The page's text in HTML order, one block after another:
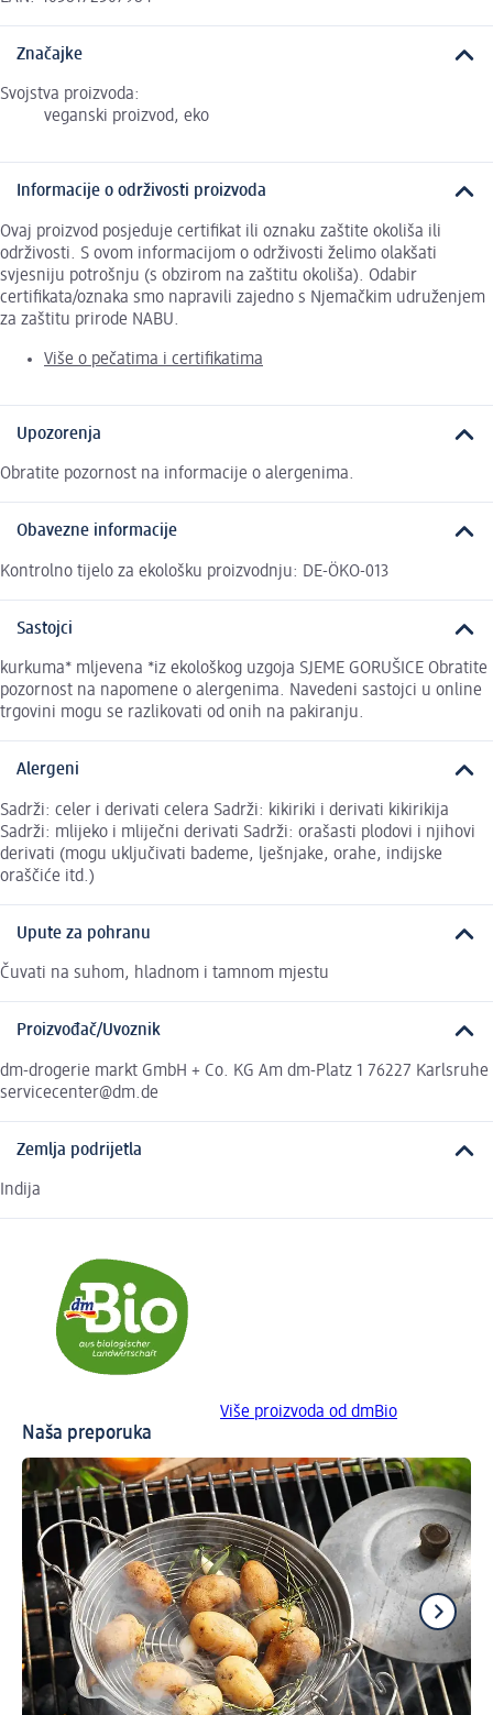
Značajke
Svojstva proizvoda:
veganski proizvod, eko
Informacije o održivosti proizvoda
Ovaj proizvod posjeduje certifikat ili oznaku zaštite okoliša ili
održivosti. S ovom informacijom o održivosti želimo olakšati
svjesniju potrošnju (s obzirom na zaštitu okoliša). Odabir
certifikata/oznaka smo napravili zajedno s Njemačkim udruženjem
za zaštitu prirode NABU.
Više o pečatima i certifikatima
Upozorenja
Obratite pozornost na informacije o alergenima.
Obavezne informacije
Kontrolno tijelo za ekološku proizvodnju: DE-ÖKO-013
Sastojci
kurkuma* mljevena *iz ekološkog uzgoja SJEME GORUŠICE Obratite
pozornost na napomene o alergenima. Navedeni sastojci u online
trgovini mogu se razlikovati od onih na pakiranju.
Alergeni
Sadrži: celer i derivati celera Sadrži: kikiriki i derivati kikirikija
Sadrži: mlijeko i mliječni derivati Sadrži: orašasti plodovi i njihovi
derivati (mogu uključivati bademe, lješnjake, orahe, indijske
oraščiće itd.)
Upute za pohranu
Čuvati na suhom, hladnom i tamnom mjestu
Proizvođač/Uvoznik
dm-drogerie markt GmbH + Co. KG Am dm-Platz 1 76227 Karlsruhe
servicecenter@dm.de
Zemlja podrijetla
Indija
Više proizvoda od dmBio
Naša preporuka